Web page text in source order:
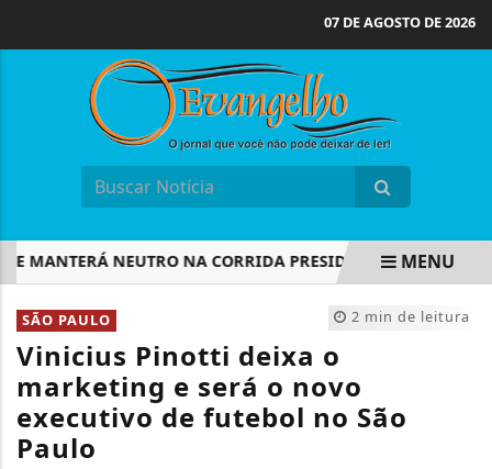
07 DE AGOSTO DE 2026
NEUTRO NA CORRIDA PRESIDENCIAL CONFIRA
EM ALTA
MENU
2 min de leitura
SÃO PAULO
Vinicius Pinotti deixa o
marketing e será o novo
executivo de futebol no São
Paulo